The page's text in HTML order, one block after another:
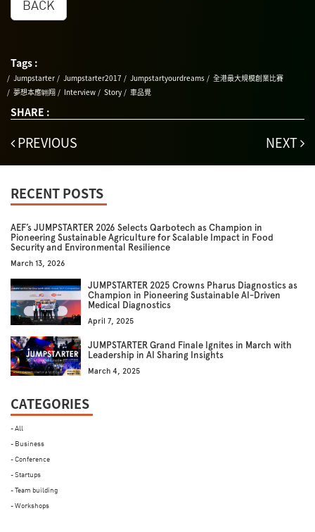
BACK
Tags :
Jumpstarter Jumpstarter2017 Jumpstartyourdreams
全港最大規模創業比賽
夢想本應翺翔
Interview Story 車品覺
SHARE :
PREVIOUS NEXT
RECENT POSTS
AEF’s JUMPSTARTER 2026 Selects Qarbotech as Champion in
Pioneering Sustainable Agriculture for Scalable Impact in Food
Security and Environmental Resilience
March 13, 2026
JUMPSTARTER 2025 Crowns Pharus Diagnostics as
Champion in Pioneering Sustainable AI-Driven
Medical Diagnostics
April 7, 2025
JUMPSTARTER Grand Finale Ignites in March with
Leadership in AI Sharing Insights
March 4, 2025
CATEGORIES
- All
- Business
- Conference
- Startups
- Team building
- Workshops